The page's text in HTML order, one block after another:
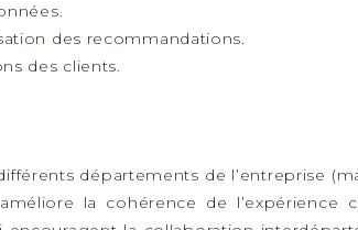
des recommandations.
des clients.
départements de l’entreprise
la cohérence de l’expérience